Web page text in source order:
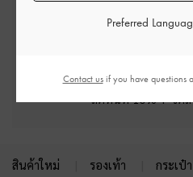
การคืน และการเป
ภายใน 14 วันนับจ
สิทธิพิเศษสมาชิก
สินค้าใหม่ รองเท้า กระเป๋า
Preferred
Contact usif you have questions